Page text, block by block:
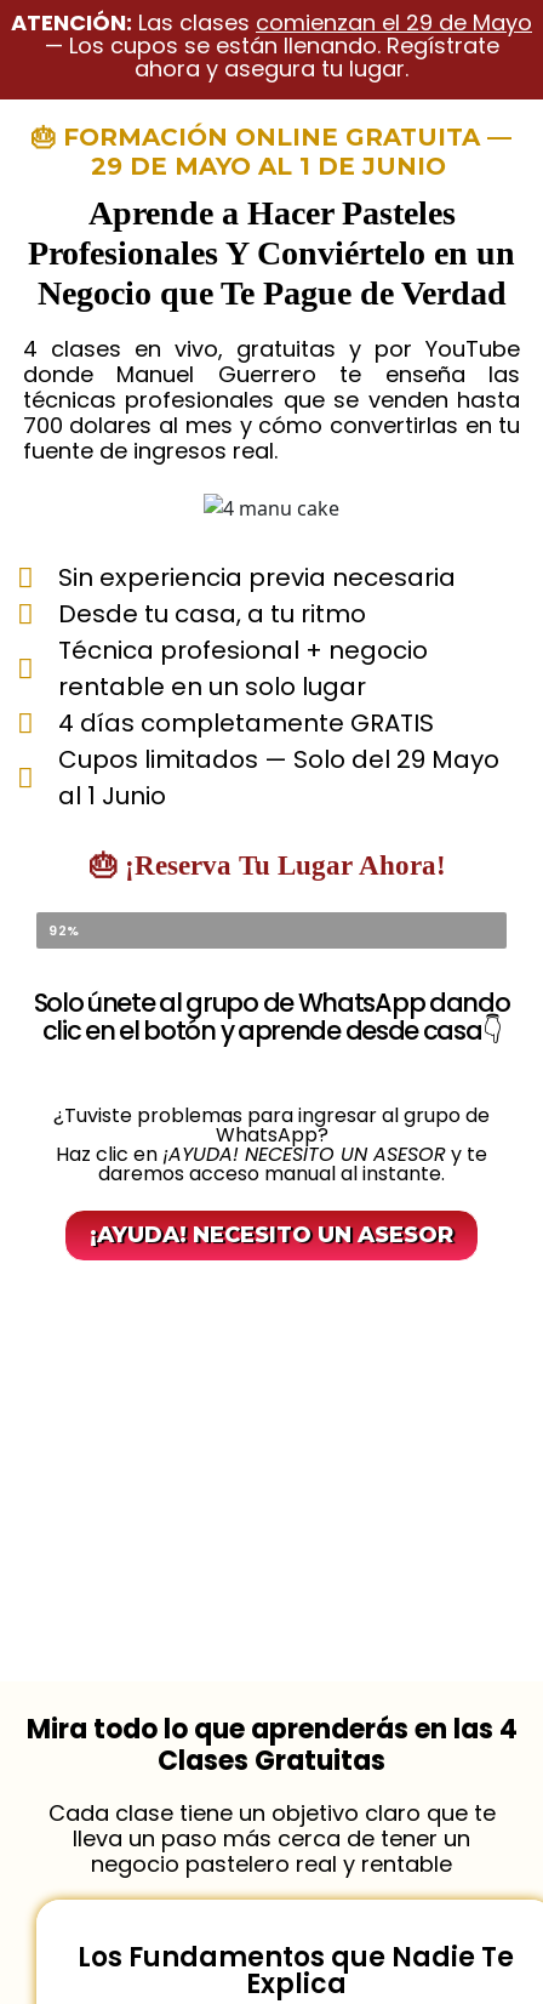
ATENCIÓN: Las clases comienzan el 29 de Mayo
— Los cupos se están llenando. Regístrate
ahora y asegura tu lugar.
🎂 FORMACIÓN ONLINE GRATUITA —
29 DE MAYO AL 1 DE JUNIO
Aprende a Hacer Pasteles
Profesionales Y Conviértelo en un
Negocio que Te Pague de Verdad
4 clases en vivo, gratuitas y por YouTube
donde Manuel Guerrero te enseña las
técnicas profesionales que se venden hasta
700 dolares al mes y cómo convertirlas en tu
fuente de ingresos real.
Sin experiencia previa necesaria
Desde tu casa, a tu ritmo
Técnica profesional + negocio
rentable en un solo lugar
4 días completamente GRATIS
Cupos limitados — Solo del 29 Mayo
al 1 Junio
🎂 ¡Reserva Tu Lugar Ahora!
CUPOS GRATIS OCUPADOS
92%
Solo únete al grupo de WhatsApp dando
clic en el botón y aprende desde casa👇
¿Tuviste problemas para ingresar al grupo de
WhatsApp?
Haz clic en ¡AYUDA! NECESITO UN ASESORy te
daremos acceso manual al instante.
¡AYUDA! NECESITO UN ASESOR
Mira todo lo que aprenderás en las 4
Clases Gratuitas
Cada clase tiene un objetivo claro que te
lleva un paso más cerca de tener un
negocio pastelero real y rentable
Los Fundamentos que Nadie Te
Explica